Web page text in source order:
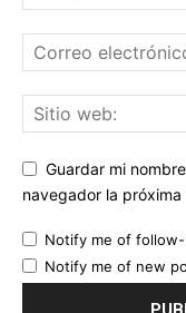
Guardar mi
navegador la
Notify me of
Notify me of new